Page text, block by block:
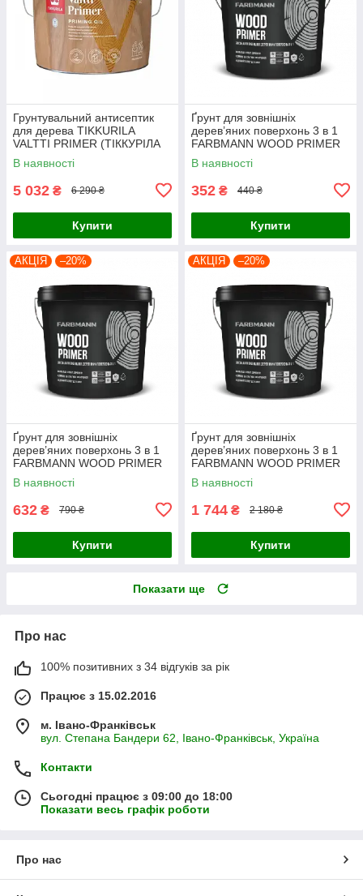
Грунтувальний антисептик
для дерева TIKKURILA
VALTTI PRIMER (ТІККУРІЛА
ВАЛТТІ ПРАЙМЕР) 9л
В наявності
5 032 ₴ 6 290 ₴
Купити
Ґрунт для зовнішніх
дерев’яних поверхонь 3 в 1
FARBMANN WOOD PRIMER
(ФАРБМЕН ВУД ПРАЙМЕР)
0.9л
В наявності
352 ₴ 440 ₴
Купити
АКЦІЯ –20%
Ґрунт для зовнішніх
дерев’яних поверхонь 3 в 1
FARBMANN WOOD PRIMER
(ФАРБМЕН ВУД ПРАЙМЕР)
2.7л
В наявності
632 ₴ 790 ₴
Купити
АКЦІЯ –20%
Ґрунт для зовнішніх
дерев’яних поверхонь 3 в 1
FARBMANN WOOD PRIMER
(ФАРБМЕН ВУД ПРАЙМЕР)
9л
В наявності
1 744 ₴ 2 180 ₴
Купити
Показати ще
Про нас
100% позитивних з 34 відгуків за рік
Працює з 15.02.2016
м. Івано-Франківськ
вул. Степана Бандери 62, Івано-Франківськ, Україна
Контакти
Сьогодні працює з 09:00 до 18:00
Показати весь графік роботи
Про нас